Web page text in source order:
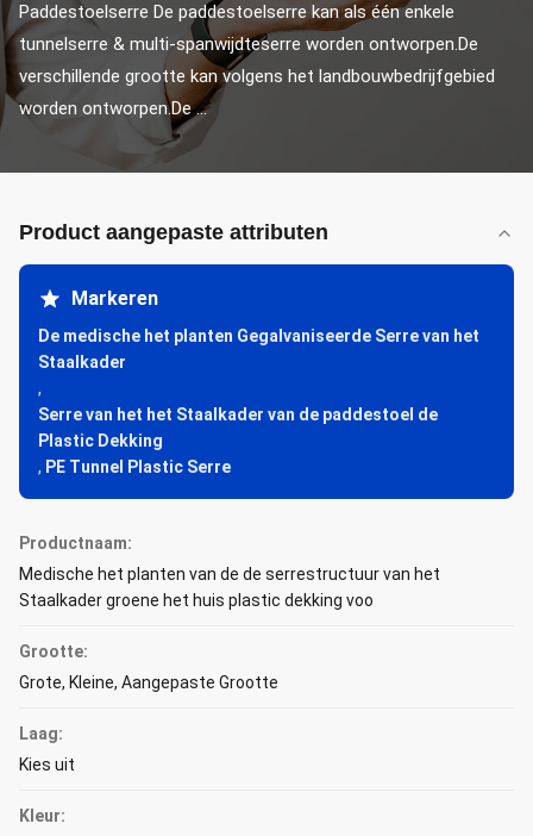
Paddestoelserre De paddestoelserre kan als één enkele
tunnelserre & multi-spanwijdteserre worden ontworpen.De
verschillende grootte kan volgens het landbouwbedrijfgebied
worden ontworpen.De ...
Product aangepaste attributen
Markeren
De medische het planten Gegalvaniseerde Serre van het
Staalkader
,
Serre van het het Staalkader van de paddestoel de
Plastic Dekking
, PE Tunnel Plastic Serre
Productnaam:
Medische het planten van de de serrestructuur van het
Staalkader groene het huis plastic dekking voo
Grootte:
Grote, Kleine, Aangepaste Grootte
Laag:
Kies uit
Kleur: